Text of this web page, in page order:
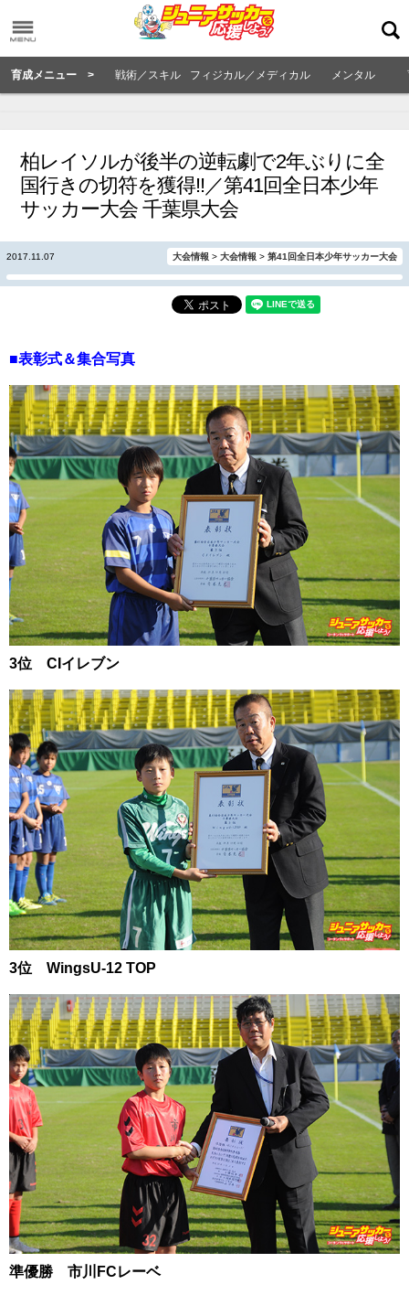
育成メニュー > 戦術／スキル フィジカル／メディカル メンタル
柏レイソルが後半の逆転劇で2年ぶりに全
国行きの切符を獲得!!／第41回全日本少年
サッカー大会 千葉県大会
2017.11.07 大会情報 > 大会情報 > 第41回全日本少年サッカー大会
■表彰式＆集合写真
3位 CIイレブン
3位 WingsU-12 TOP
準優勝 市川FCレーベ